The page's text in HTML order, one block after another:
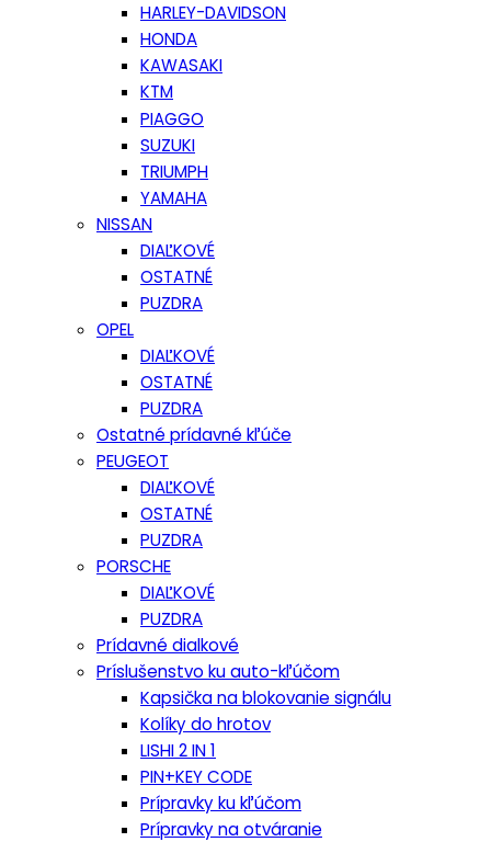
HARLEY-DAVIDSON
HONDA
KAWASAKI
KTM
PIAGGO
SUZUKI
TRIUMPH
YAMAHA
NISSAN
DIAĽKOVÉ
OSTATNÉ
PUZDRA
OPEL
DIAĽKOVÉ
OSTATNÉ
PUZDRA
Ostatné prídavné kľúče
PEUGEOT
DIAĽKOVÉ
OSTATNÉ
PUZDRA
PORSCHE
DIAĽKOVÉ
PUZDRA
Prídavné dialkové
Príslušenstvo ku auto-kľúčom
Kapsička na blokovanie signálu
Kolíky do hrotov
LISHI 2 IN 1
PIN+KEY CODE
Prípravky ku kľúčom
Prípravky na otváranie